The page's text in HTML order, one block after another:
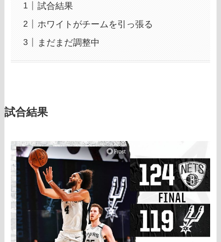
試合結果
ホワイトがチームを引っ張る
まだまだ調整中
試合結果